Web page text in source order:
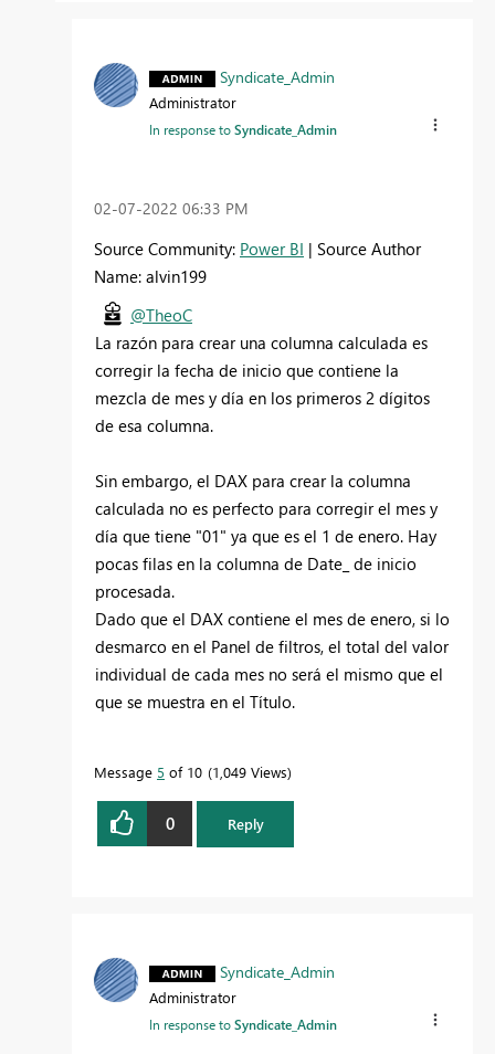
Syndicate_Admin
Administrator
In response toSyndicate_Admin
‎02-07-2022 06:33 PM
Source Community: Power BI | Source Author
Name: alvin199
@TheoC
La razón para crear una columna calculada es
corregir la fecha de inicio que contiene la
mezcla de mes y día en los primeros 2 dígitos
de esa columna.
Sin embargo, el DAX para crear la columna
calculada no es perfecto para corregir el mes y
día que tiene "01" ya que es el 1 de enero. Hay
pocas filas en la columna de Date_ de inicio
procesada.
Dado que el DAX contiene el mes de enero, si lo
desmarco en el Panel de filtros, el total del valor
individual de cada mes no será el mismo que el
que se muestra en el Título.
Message 5 of 10 1,049 Views
0 Reply
Syndicate_Admin
Administrator
In response toSyndicate_Admin